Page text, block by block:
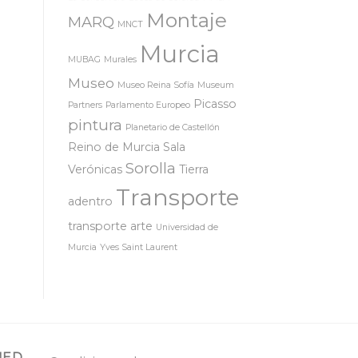
MARQ MNCT Montaje
MUBAG Murales Murcia
Museo Museo Reina Sofía Museum
Partners Parlamento Europeo Picasso
pintura Planetario de Castellón
Reino de Murcia Sala
Verónicas Sorolla Tierra
adentro Transporte
transporte arte Universidad de
Murcia Yves Saint Laurent